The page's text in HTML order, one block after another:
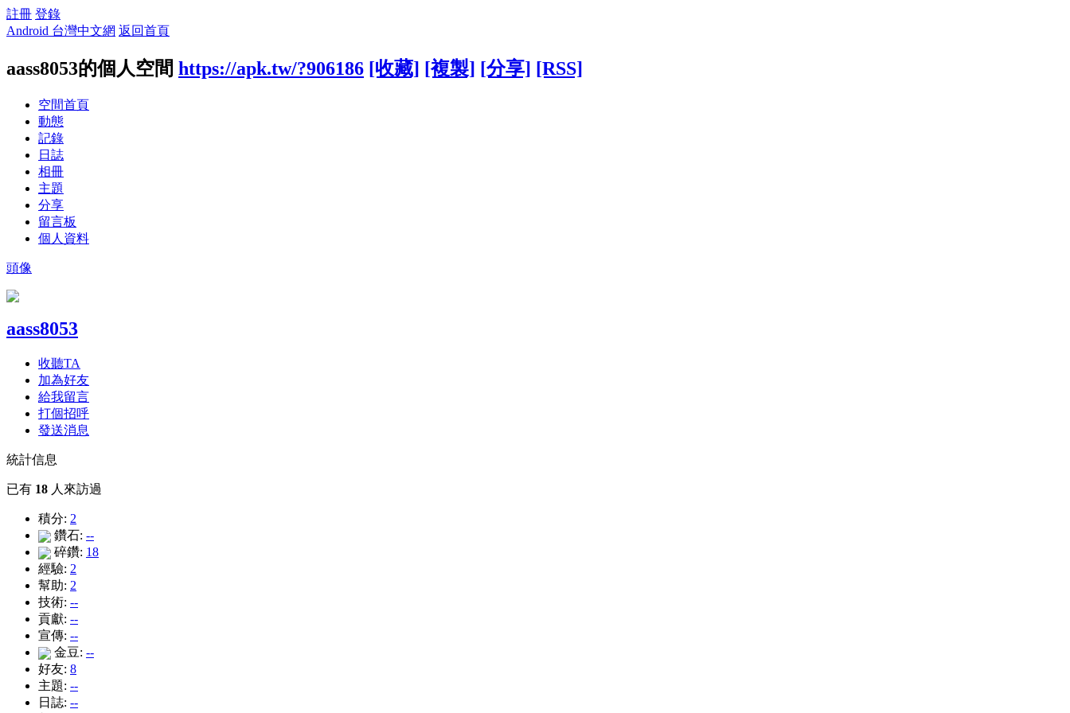
註冊 登錄
Android 台灣中文網 返回首頁
aass8053的個人空間 https://apk.tw/?906186 [收藏] [複製] [分享] [RSS]
空間首頁
動態
記錄
日誌
相冊
主題
分享
留言板
個人資料
頭像
aass8053
收聽TA
加為好友
給我留言
打個招呼
發送消息
統計信息
已有 18 人來訪過
積分: 2
鑽石: --
碎鑽: 18
經驗: 2
幫助: 2
技術: --
貢獻: --
宣傳: --
金豆: --
好友: 8
主題: --
日誌: --